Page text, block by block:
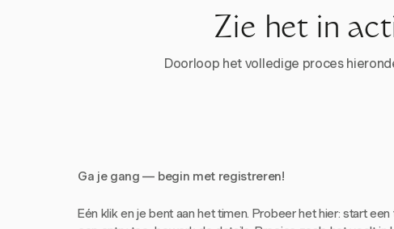
Zie het in
Doorloop het volledige proces
Ga je gang — begin met registreren!
Eén klik en je bent aan het timen. Probeer het hier: start een